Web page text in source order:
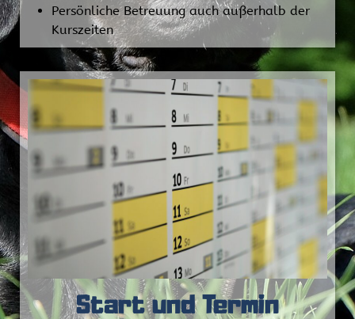
Persönliche Betreuung auch außerhalb der
Kurszeiten
Start und Termin